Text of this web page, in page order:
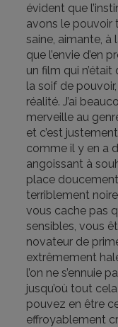
évident que
avons le pouvoir
saine, aimante,
que l’envie
un film qui
la soif de
réalité. J’ai
merveille au
et c’est
comme il y en a
angoissant à
place
terriblement
vous cache pas
sensibles, vous
novateur de
extrêmement
l’on ne s’ennuie
jusqu’où tout
pouvez en être
effroyablement